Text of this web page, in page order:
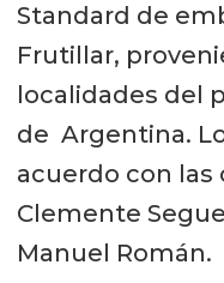
Standard de
Frutillar,
localidades del
de Argentina.
acuerdo con
Clemente
Manuel Román.